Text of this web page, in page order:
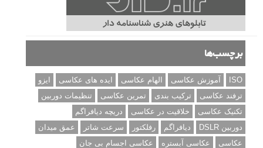
برچسب‌ها
ISO آموزش عکاسی الهام عکاسی ایده های عکاسی
ایزو
ترفند عکاسی
ترکیب بندی تمرین عکاسی
تنظیمات دوربین
تکنیک عکاسی
خلاقیت در عکاسی
دریچه دیافراگم
دوربین DSLR
دیافراگم رفلکتور سرعت شاتر
عمق میدان
عکاسی
عکاسی آبستره
عکاسی اجسام بی جان